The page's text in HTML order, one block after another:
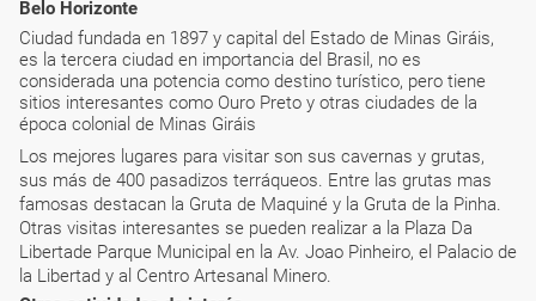
Belo Horizonte
Ciudad fundada en 1897 y capital del Estado de Minas Giráis,
es la tercera ciudad en importancia del Brasil, no es
considerada una potencia como destino turístico, pero tiene
sitios interesantes como Ouro Preto y otras ciudades de la
época colonial de Minas Giráis
Los mejores lugares para visitar son sus cavernas y grutas,
sus más de 400 pasadizos terráqueos. Entre las grutas mas
famosas destacan la Gruta de Maquiné y la Gruta de la Pinha.
Otras visitas interesantes se pueden realizar a la Plaza Da
Libertade Parque Municipal en la Av. Joao Pinheiro, el Palacio de
la Libertad y al Centro Artesanal Minero.